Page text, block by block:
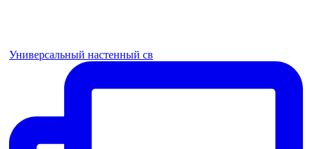
Универсальный настенный св